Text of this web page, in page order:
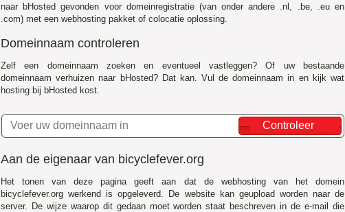
naar bHosted gevonden voor domeinregistratie (van onder andere .nl, .be, .eu en
.com) met een webhosting pakket of colocatie oplossing.
Domeinnaam controleren
Zelf een domeinnaam zoeken en eventueel vastleggen? Of uw bestaande
domeinnaam verhuizen naar bHosted? Dat kan. Vul de domeinnaam in en kijk wat
hosting bij bHosted kost.
Controleer
Aan de eigenaar van bicyclefever.org
Het tonen van deze pagina geeft aan dat de webhosting van het domein
bicyclefever.org werkend is opgeleverd. De website kan geupload worden naar de
server. De wijze waarop dit gedaan moet worden staat beschreven in de e-mail die